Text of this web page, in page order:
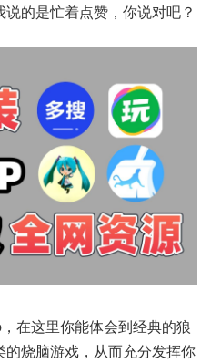
的是忙着点赞，你说对吧？
在这里你能体会到经典的狼
烧脑游戏，从而充分发挥你